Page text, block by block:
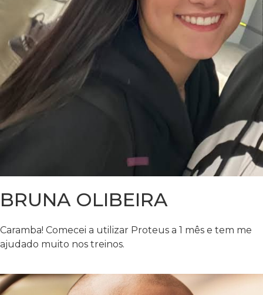
BRUNA OLIBEIRA
Caramba! Comecei a utilizar Proteus a 1 mês e tem me
ajudado muito nos treinos.